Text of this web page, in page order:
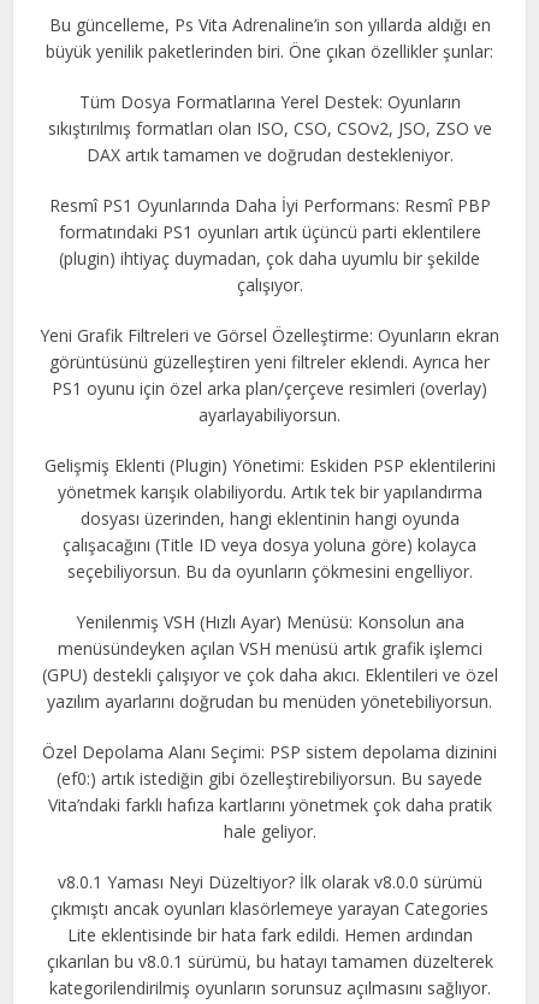
Bu güncelleme, Ps Vita Adrenaline’in son yıllarda aldığı en
büyük yenilik paketlerinden biri. Öne çıkan özellikler şunlar:
Tüm Dosya Formatlarına Yerel Destek: Oyunların
sıkıştırılmış formatları olan ISO, CSO, CSOv2, JSO, ZSO ve
DAX artık tamamen ve doğrudan destekleniyor.
Resmî PS1 Oyunlarında Daha İyi Performans: Resmî PBP
formatındaki PS1 oyunları artık üçüncü parti eklentilere
(plugin) ihtiyaç duymadan, çok daha uyumlu bir şekilde
çalışıyor.
Yeni Grafik Filtreleri ve Görsel Özelleştirme: Oyunların ekran
görüntüsünü güzelleştiren yeni filtreler eklendi. Ayrıca her
PS1 oyunu için özel arka plan/çerçeve resimleri (overlay)
ayarlayabiliyorsun.
Gelişmiş Eklenti (Plugin) Yönetimi: Eskiden PSP eklentilerini
yönetmek karışık olabiliyordu. Artık tek bir yapılandırma
dosyası üzerinden, hangi eklentinin hangi oyunda
çalışacağını (Title ID veya dosya yoluna göre) kolayca
seçebiliyorsun. Bu da oyunların çökmesini engelliyor.
Yenilenmiş VSH (Hızlı Ayar) Menüsü: Konsolun ana
menüsündeyken açılan VSH menüsü artık grafik işlemci
(GPU) destekli çalışıyor ve çok daha akıcı. Eklentileri ve özel
yazılım ayarlarını doğrudan bu menüden yönetebiliyorsun.
Özel Depolama Alanı Seçimi: PSP sistem depolama dizinini
(ef0:) artık istediğin gibi özelleştirebiliyorsun. Bu sayede
Vita’ndaki farklı hafıza kartlarını yönetmek çok daha pratik
hale geliyor.
v8.0.1 Yaması Neyi Düzeltiyor? İlk olarak v8.0.0 sürümü
çıkmıştı ancak oyunları klasörlemeye yarayan Categories
Lite eklentisinde bir hata fark edildi. Hemen ardından
çıkarılan bu v8.0.1 sürümü, bu hatayı tamamen düzelterek
kategorilendirilmiş oyunların sorunsuz açılmasını sağlıyor.